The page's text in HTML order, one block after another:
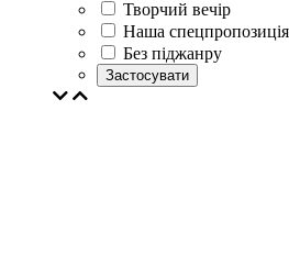
Творчий вечір
Наша спецпропозиція
Без піджанру
Застосувати